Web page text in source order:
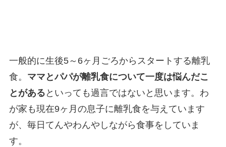
一般的に生後5～6ヶ月ごろからスタートする離乳
食。 ママとパパが離乳食について一度は悩んだこ
とがある といっても過言ではないと思います。わ
が家も現在9ヶ月の息子に離乳食を与えています
が、毎日てんやわんやしながら食事をしていま
す。